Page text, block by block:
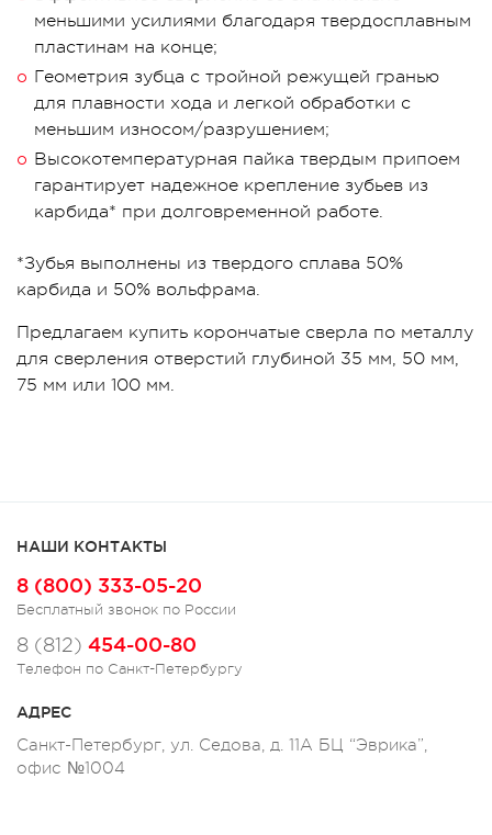
меньшими усилиями благодаря твердосплавным
пластинам на конце;
Геометрия зубца с тройной режущей гранью
для плавности хода и легкой обработки с
меньшим износом/разрушением;
Высокотемпературная пайка твердым припоем
гарантирует надежное крепление зубьев из
карбида* при долговременной работе.
*Зубья выполнены из твердого сплава 50%
карбида и 50% вольфрама.
Предлагаем купить корончатые сверла по металлу
для сверления отверстий глубиной 35 мм, 50 мм,
75 мм или 100 мм.
НАШИ КОНТАКТЫ
8 (800) 333-05-20
Бесплатный звонок по России
8 (812) 454-00-80
Телефон по Санкт-Петербургу
АДРЕС
Санкт-Петербург, ул. Седова, д. 11А БЦ “Эврика”,
офис №1004